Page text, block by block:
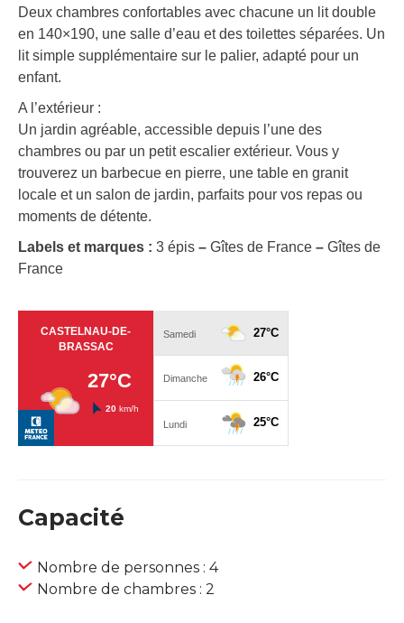
Deux chambres confortables avec chacune un lit double
en 140×190, une salle d’eau et des toilettes séparées. Un
lit simple supplémentaire sur le palier, adapté pour un
enfant.
A l’extérieur :
Un jardin agréable, accessible depuis l’une des
chambres ou par un petit escalier extérieur. Vous y
trouverez un barbecue en pierre, une table en granit
locale et un salon de jardin, parfaits pour vos repas ou
moments de détente.
Labels et marques : 3 épis – Gîtes de France – Gîtes de
France
Capacité
Nombre de personnes : 4
Nombre de chambres : 2